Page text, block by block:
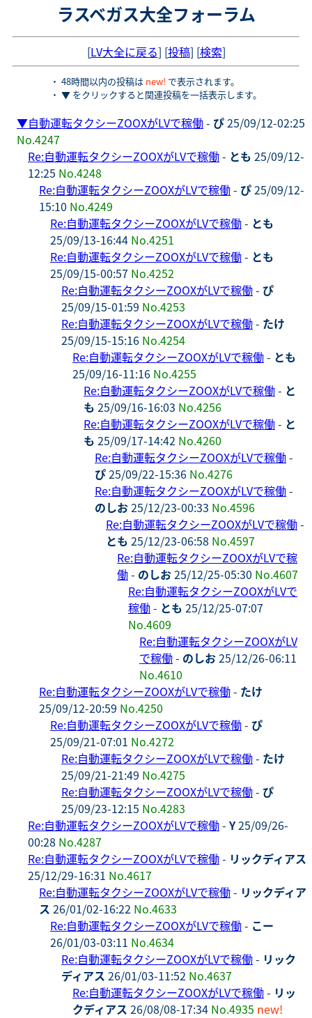
ラスベガス大全フォーラム
[LV大全に戻る] [投稿] [検索]
・ 48時間以内の投稿は new! で表示されます。
・ ▼ をクリックすると関連投稿を一括表示します。
▼自動運転タクシーZOOXがLVで稼働- ぴ25/09/12-02:25
No.4247
Re:自動運転タクシーZOOXがLVで稼働- とも 25/09/12-
12:25 No.4248
Re:自動運転タクシーZOOXがLVで稼働- ぴ25/09/12-
15:10 No.4249
Re:自動運転タクシーZOOXがLVで稼働- とも
25/09/13-16:44 No.4251
Re:自動運転タクシーZOOXがLVで稼働- とも
25/09/15-00:57 No.4252
Re:自動運転タクシーZOOXがLVで稼働- ぴ
25/09/15-01:59 No.4253
Re:自動運転タクシーZOOXがLVで稼働- たけ
25/09/15-15:16 No.4254
Re:自動運転タクシーZOOXがLVで稼働- とも
25/09/16-11:16 No.4255
Re:自動運転タクシーZOOXがLVで稼働- と
も 25/09/16-16:03 No.4256
Re:自動運転タクシーZOOXがLVで稼働- と
も 25/09/17-14:42 No.4260
Re:自動運転タクシーZOOXがLVで稼働-
ぴ25/09/22-15:36 No.4276
Re:自動運転タクシーZOOXがLVで稼働-
のしお25/12/23-00:33 No.4596
Re:自動運転タクシーZOOXがLVで稼働-
とも 25/12/23-06:58 No.4597
Re:自動運転タクシーZOOXがLVで稼
働- のしお25/12/25-05:30 No.4607
Re:自動運転タクシーZOOXがLVで
稼働- とも 25/12/25-07:07
No.4609
Re:自動運転タクシーZOOXがLV
で稼働- のしお25/12/26-06:11
No.4610
Re:自動運転タクシーZOOXがLVで稼働- たけ
25/09/12-20:59 No.4250
Re:自動運転タクシーZOOXがLVで稼働- ぴ
25/09/21-07:01 No.4272
Re:自動運転タクシーZOOXがLVで稼働- たけ
25/09/21-21:49 No.4275
Re:自動運転タクシーZOOXがLVで稼働- ぴ
25/09/23-12:15 No.4283
Re:自動運転タクシーZOOXがLVで稼働- Y25/09/26-
00:28 No.4287
Re:自動運転タクシーZOOXがLVで稼働- リックディアス
25/12/29-16:31 No.4617
Re:自動運転タクシーZOOXがLVで稼働- リックディア
ス 26/01/02-16:22 No.4633
Re:自動運転タクシーZOOXがLVで稼働- こー
26/01/03-03:11 No.4634
Re:自動運転タクシーZOOXがLVで稼働- リック
ディアス 26/01/03-11:52 No.4637
Re:自動運転タクシーZOOXがLVで稼働- リッ
クディアス 26/08/08-17:34 No.4935 new!